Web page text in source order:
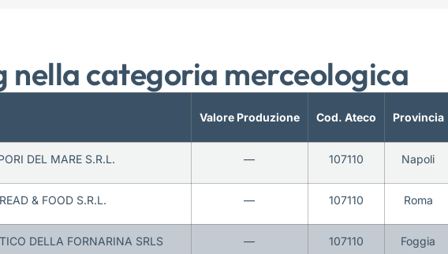
nella categoria merceologica
Valore Produzione Cod. Ateco Provincia
DEL MARE S.R.L. — 107110 Napoli
& FOOD S.R.L. — 107110 Roma
DELLA FORNARINA SRLS — 107110 Foggia